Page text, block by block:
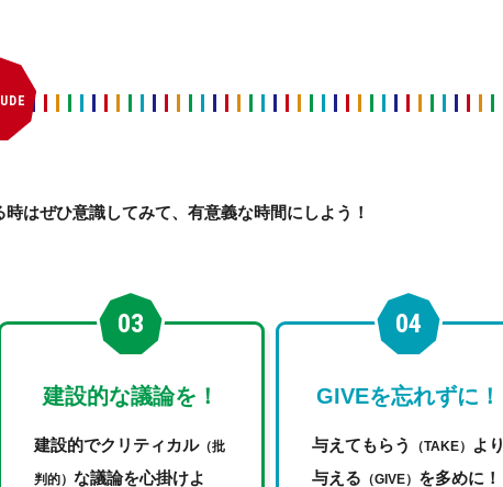
はぜひ意識してみて、有意義な時間にしよう！
建設的な議論を！
建設的でクリティカル（批
判的） な議論を心掛けよ
GIVEを忘れずに！
与えてもらう （TAKE）
より
与える （GIVE） を多めに！